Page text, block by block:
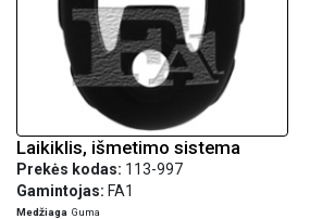
Laikiklis, išmetimo sistema
Prekės kodas: 113-997
Gamintojas: FA1
Medžiaga Guma